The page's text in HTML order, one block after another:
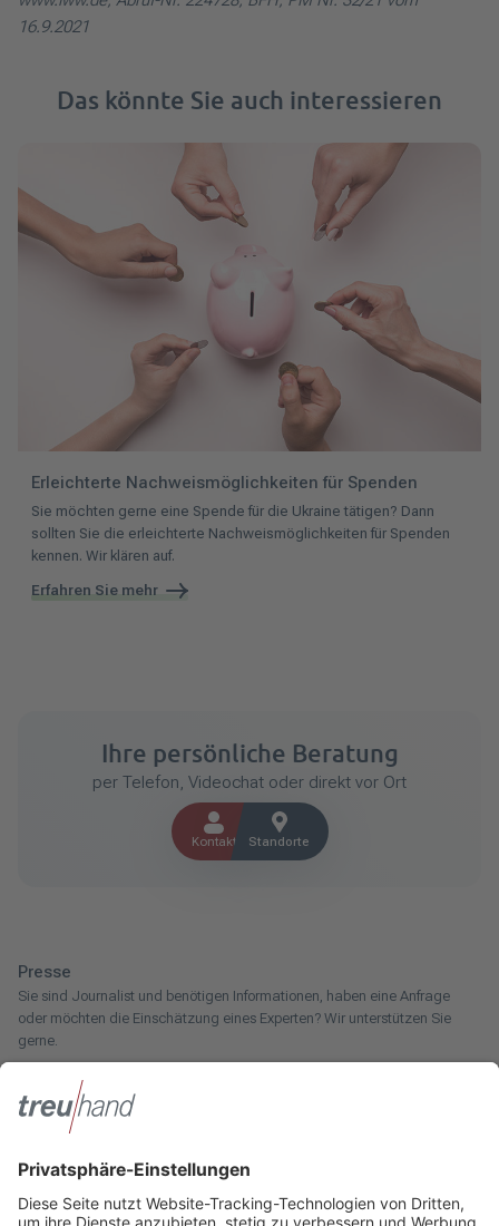
16.9.2021
Das könnte Sie auch interessieren
Erleichterte Nachweismöglichkeiten für Spenden
Sie möchten gerne eine Spende für die Ukraine tätigen? Dann
sollten Sie die erleichterte Nachweismöglichkeiten für Spenden
kennen. Wir klären auf.
Erfahren Sie mehr
Ihre persönliche Beratung
per Telefon, Videochat oder direkt vor Ort
Kontakt Standorte
Presse
Sie sind Journalist und benötigen Informationen, haben eine Anfrage
oder möchten die Einschätzung eines Experten? Wir unterstützen Sie
gerne.
Innotax
forstwirtschaftlichen Betrieb oder kommen aus dem Handwerk und
suchen einen Steuerberater? Bei der Innotax bieten wir Ihnen individuelle
Beratung für jede Lebensphase.